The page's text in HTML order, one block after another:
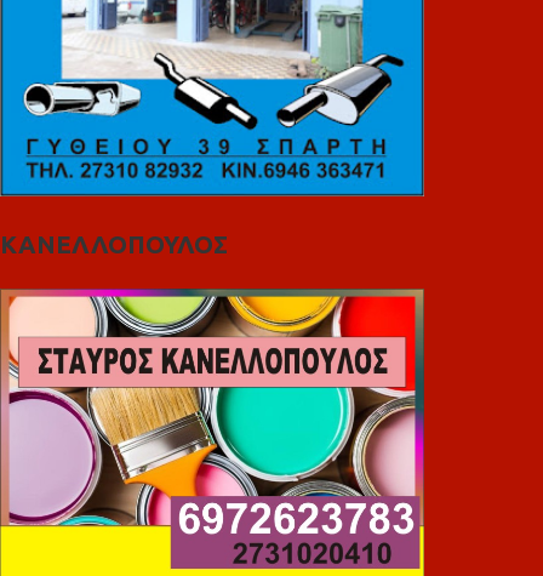
ΚΑΝΕΛΛΟΠΟΥΛΟΣ